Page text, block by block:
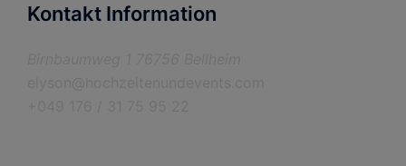
Kontakt Information